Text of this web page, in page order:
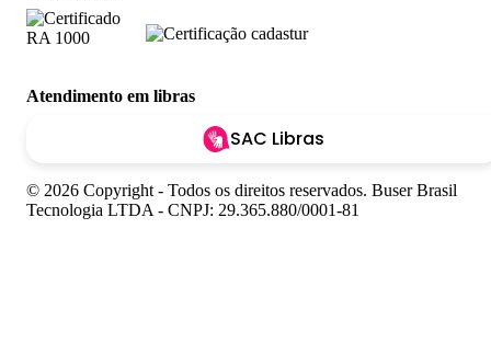
Atendimento em libras
SAC Libras
© 2026 Copyright - Todos os direitos reservados. Buser Brasil
Tecnologia LTDA - CNPJ: 29.365.880/0001-81